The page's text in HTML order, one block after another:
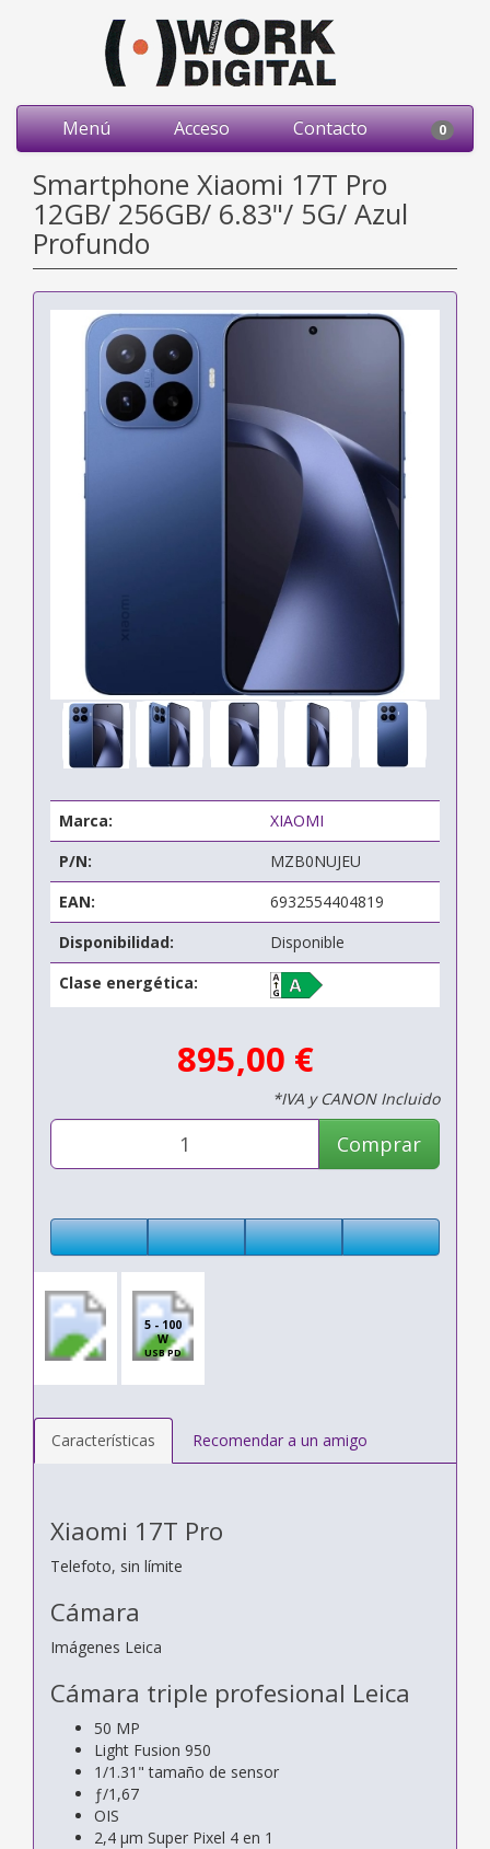
Menú Acceso Contacto 0
Smartphone Xiaomi 17T Pro
12GB/ 256GB/ 6.83"/ 5G/ Azul
Profundo
Marca:
XIAOMI
P/N:
MZB0NUJEU
EAN:
6932554404819
Disponibilidad:
Disponible
Clase energética:
895,00 €
*IVA y CANON Incluido
Comprar
5 - 100
W
USB PD
Características Recomendar a un amigo
Xiaomi 17T Pro
Telefoto, sin límite
Cámara
Imágenes Leica
Cámara triple profesional Leica
50 MP
Light Fusion 950
1/1.31" tamaño de sensor
ƒ/1,67
OIS
2,4 μm Super Pixel 4 en 1